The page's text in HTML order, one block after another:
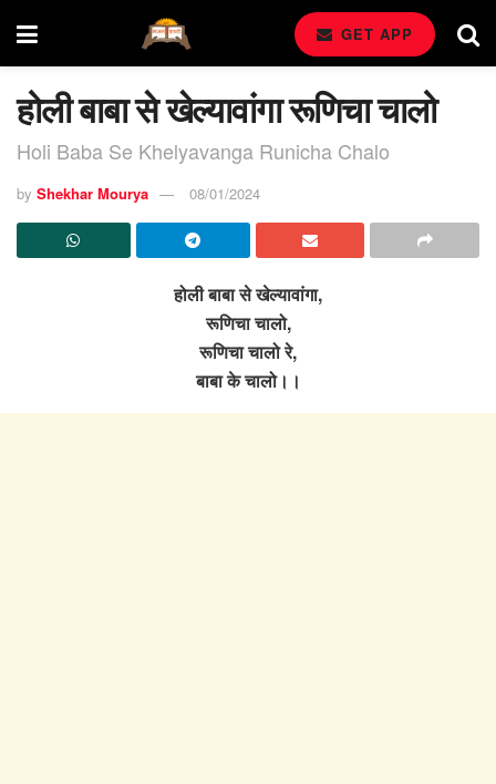
GET APP
होली बाबा से खेल्यावांगा रूणिचा चालो
Holi Baba Se Khelyavanga Runicha Chalo
by Shekhar Mourya 08/01/2024
होली बाबा से खेल्यावांगा,
रूणिचा चालो,
रूणिचा चालो रे,
बाबा के चालो।।